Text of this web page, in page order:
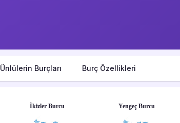
Ünlülerin Burçları Burç Özellikleri
İkizler Burcu Yengeç Burcu